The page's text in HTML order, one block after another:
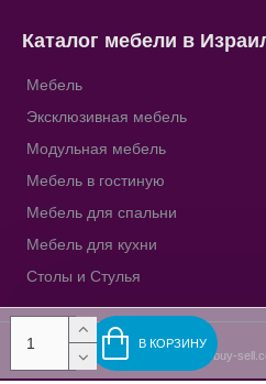
В КОРЗИНУ
Каталог мебели в
Мебель
Эксклюзивная мебель
Модульная мебель
Мебель в гостиную
Мебель для спальни
Мебель для кухни
Столы и Стулья
Copyright © 2009-2023, buy-